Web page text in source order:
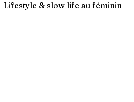
Lifestyle & slow life au féminin